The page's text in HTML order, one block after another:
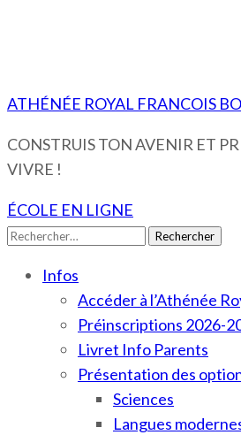
ATHÉNÉE ROYAL FRANCOIS
CONSTRUIS TON AVENIR ET
VIVRE !
ÉCOLE EN LIGNE
Rechercher :
Infos
Accéder à l’Athénée
Préinscriptions 2026-
Livret Info Parents
Présentation des
Sciences
Langues